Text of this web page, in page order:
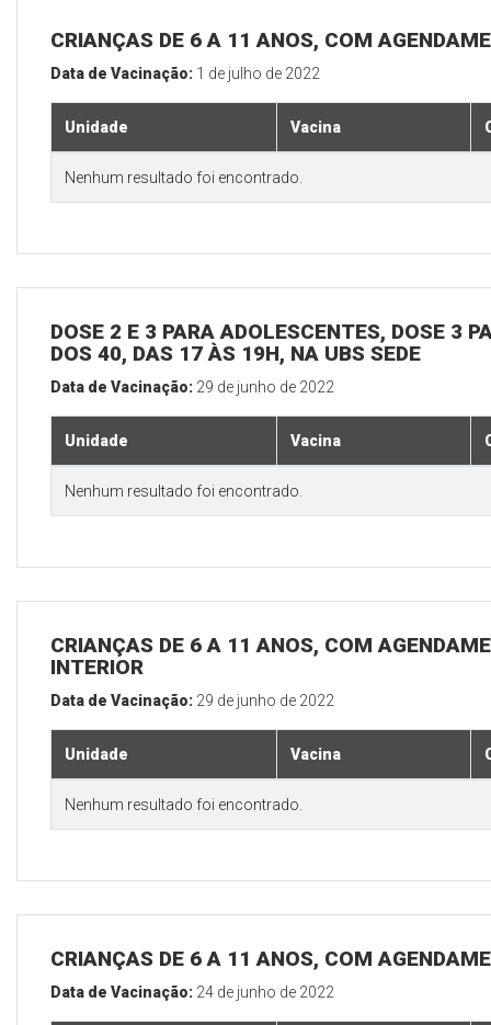
CRIANÇAS DE 6 A 11 ANOS, COM
Data de Vacinação: 1 de julho de 2022
Unidade Vacina
Nenhum resultado foi encontrado.
DOSE 2 E 3 PARA ADOLESCENTES, DOSE 3
DOS 40, DAS 17 ÀS 19H, NA UBS SEDE
Data de Vacinação: 29 de junho de 2022
Unidade Vacina
Nenhum resultado foi encontrado.
CRIANÇAS DE 6 A 11 ANOS, COM
INTERIOR
Data de Vacinação: 29 de junho de 2022
Unidade Vacina
Nenhum resultado foi encontrado.
CRIANÇAS DE 6 A 11 ANOS, COM
Data de Vacinação: 24 de junho de 2022